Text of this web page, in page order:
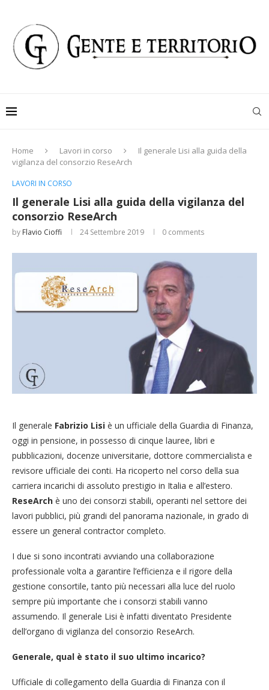
Home Lavori in corso
Il generale Lisi alla guida della
vigilanza del consorzio ReseArch
LAVORI IN CORSO
Il generale Lisi alla guida della vigilanza del
consorzio ReseArch
by Flavio Cioffi 24 Settembre 2019 0 comments
Il generale Fabrizio Lisi è un ufficiale della Guardia di Finanza,
oggi in pensione, in possesso di cinque lauree, libri e
pubblicazioni, docenze universitarie, dottore commercialista e
revisore ufficiale dei conti. Ha ricoperto nel corso della sua
carriera incarichi di assoluto prestigio in Italia e all’estero.
ReseArch è uno dei consorzi stabili, operanti nel settore dei
lavori pubblici, più grandi del panorama nazionale, in grado di
essere un general contractor completo.
I due si sono incontrati avviando una collaborazione
professionale volta a garantire l’efficienza e il rigore della
gestione consortile, tanto più necessari alla luce del ruolo
sempre più importante che i consorzi stabili vanno
assumendo. Il generale Lisi è infatti diventato Presidente
dell’organo di vigilanza del consorzio ReseArch.
Generale, qual è stato il suo ultimo incarico?
Ufficiale di collegamento della Guardia di Finanza con il